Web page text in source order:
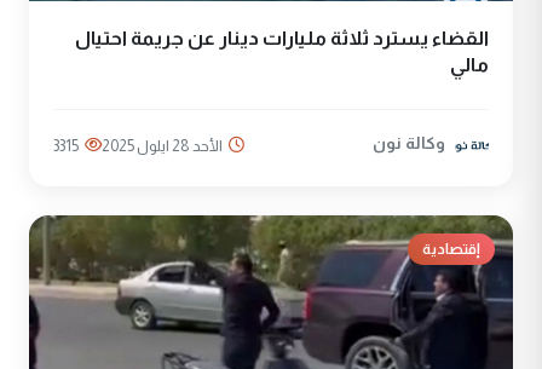
القضاء يسترد ثلاثة مليارات دينار عن جريمة احتيال
مالي
وكالة نون الأحد 28 ايلول 2025 3315
إقتصادية